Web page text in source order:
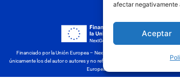
afectar
Aceptar
Financiado por la Unión Europea – NextGenerationEU. Sin embargo, los
únicamente los del autor o autores y no reflejan necesariamente los de la
Europea ni la Comisión Europea pueden